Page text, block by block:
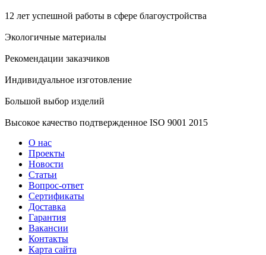
12 лет успешной работы в сфере благоустройства
Экологичные материалы
Рекомендации заказчиков
Индивидуальное изготовление
Большой выбор изделий
Высокое качество подтвержденное ISO 9001 2015
О нас
Проекты
Новости
Статьи
Вопрос-ответ
Сертификаты
Доставка
Гарантия
Вакансии
Контакты
Карта сайта